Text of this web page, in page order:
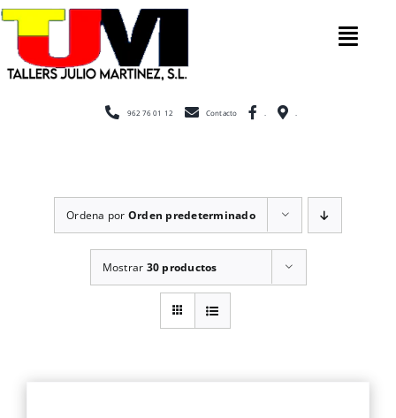
Saltar
contenido
Inicio
962 76 01 12 Contacto
Ordena por Orden predeterminado
Mostrar 30 productos